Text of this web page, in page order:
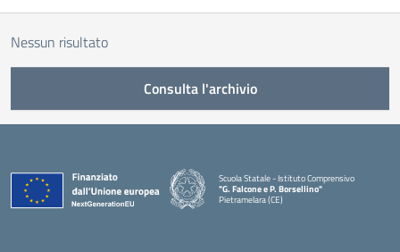
Nessun risultato
Consulta l'archivio
Scuola Statale - Istituto Comprensivo
"G. Falcone e P. Borsellino"
Pietramelara (CE)